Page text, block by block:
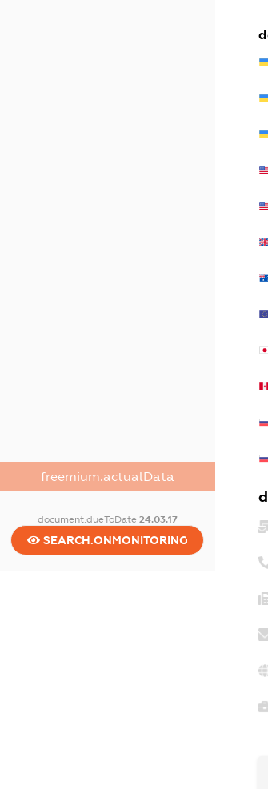
freemium.actualData
document.dueToDate 24.03.17
SEARCH.ONMONITORING